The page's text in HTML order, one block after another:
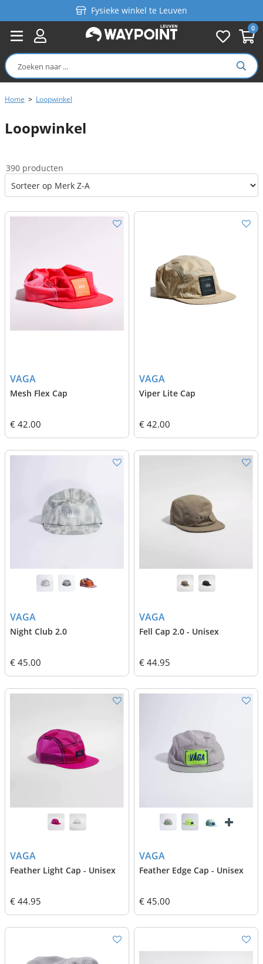
0
Fysieke winkel te Leuven
Persoonlijk advies
Gratis verzending in België vanaf €99
Home > Loopwinkel
Loopwinkel
390 producten
VAGA
Mesh Flex Cap
€ 42.00
VAGA
Viper Lite Cap
€ 42.00
VAGA
Night Club 2.0
€ 45.00
VAGA
Fell Cap 2.0 - Unisex
€ 44.95
VAGA
Feather Light Cap - Unisex
€ 44.95
VAGA
Feather Edge Cap - Unisex
€ 45.00